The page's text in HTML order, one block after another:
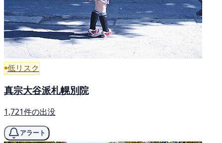
低リスク
真宗大谷派札幌別院
1,721件の出没
アラート